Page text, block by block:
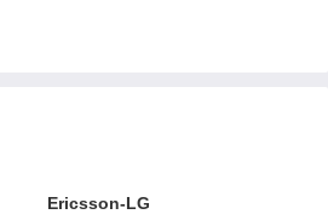
Ericsson-LG